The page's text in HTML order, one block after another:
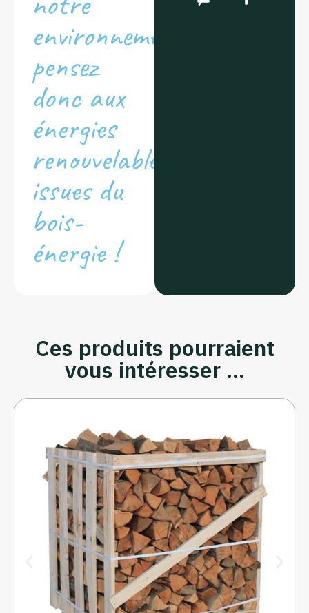
environnement,
pensez
donc aux
énergies
renouvelables
issues du
bois-
énergie !
Ces produits pourraient
vous intéresser ...